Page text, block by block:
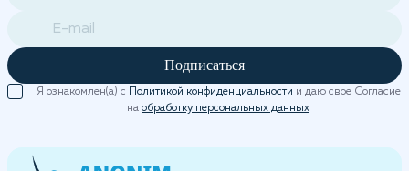
Подписаться
Я ознакомлен(а) с Политикой конфиденциальности и даю свое Согласие
на обработку персональных данных